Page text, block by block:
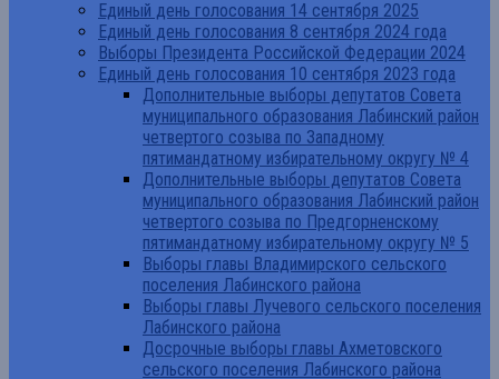
Единый день голосования 14 сентября 2025
Единый день голосования 8 сентября 2024 года
Выборы Президента Российской Федерации 2024
Единый день голосования 10 сентября 2023 года
Дополнительные выборы депутатов Совета
муниципального образования Лабинский район
четвертого созыва по Западному
пятимандатному избирательному округу № 4
Дополнительные выборы депутатов Совета
муниципального образования Лабинский район
четвертого созыва по Предгорненскому
пятимандатному избирательному округу № 5
Выборы главы Владимирского сельского
поселения Лабинского района
Выборы главы Лучевого сельского поселения
Лабинского района
Досрочные выборы главы Ахметовского
сельского поселения Лабинского района